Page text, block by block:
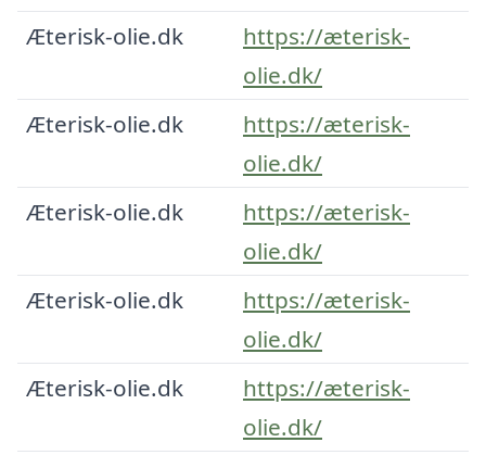
Æterisk-olie.dk
https://æterisk-
olie.dk/
Æterisk-olie.dk
https://æterisk-
olie.dk/
Æterisk-olie.dk
https://æterisk-
olie.dk/
Æterisk-olie.dk
https://æterisk-
olie.dk/
Æterisk-olie.dk
https://æterisk-
olie.dk/